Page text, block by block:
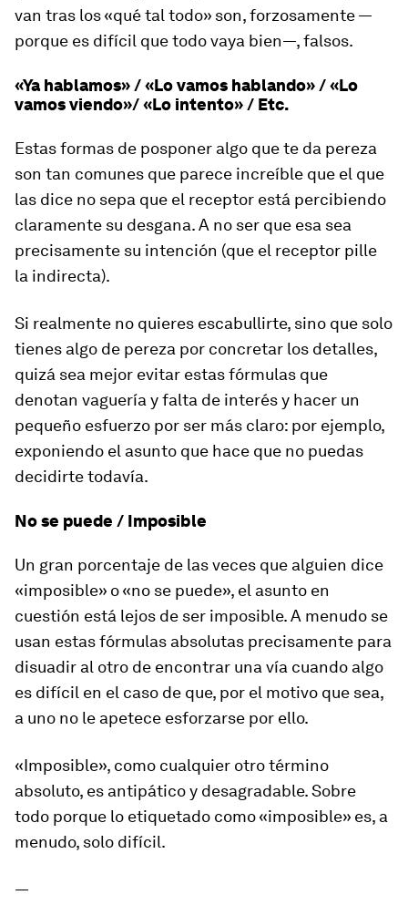
van tras los «qué tal todo» son, forzosamente —
porque es difícil que todo vaya bien—, falsos.
«Ya hablamos» / «Lo vamos hablando» / «Lo
vamos viendo»/ «Lo intento» / Etc.
Estas formas de posponer algo que te da pereza
son tan comunes que parece increíble que el que
las dice no sepa que el receptor está percibiendo
claramente su desgana. A no ser que esa sea
precisamente su intención (que el receptor pille
la indirecta).
Si realmente no quieres escabullirte, sino que solo
tienes algo de pereza por concretar los detalles,
quizá sea mejor evitar estas fórmulas que
denotan vaguería y falta de interés y hacer un
pequeño esfuerzo por ser más claro: por ejemplo,
exponiendo el asunto que hace que no puedas
decidirte todavía.
No se puede / Imposible
Un gran porcentaje de las veces que alguien dice
«imposible» o «no se puede», el asunto en
cuestión está lejos de ser imposible. A menudo se
usan estas fórmulas absolutas precisamente para
disuadir al otro de encontrar una vía cuando algo
es difícil en el caso de que, por el motivo que sea,
a uno no le apetece esforzarse por ello.
«Imposible», como cualquier otro término
absoluto, es antipático y desagradable. Sobre
todo porque lo etiquetado como «imposible» es, a
menudo, solo difícil.
—